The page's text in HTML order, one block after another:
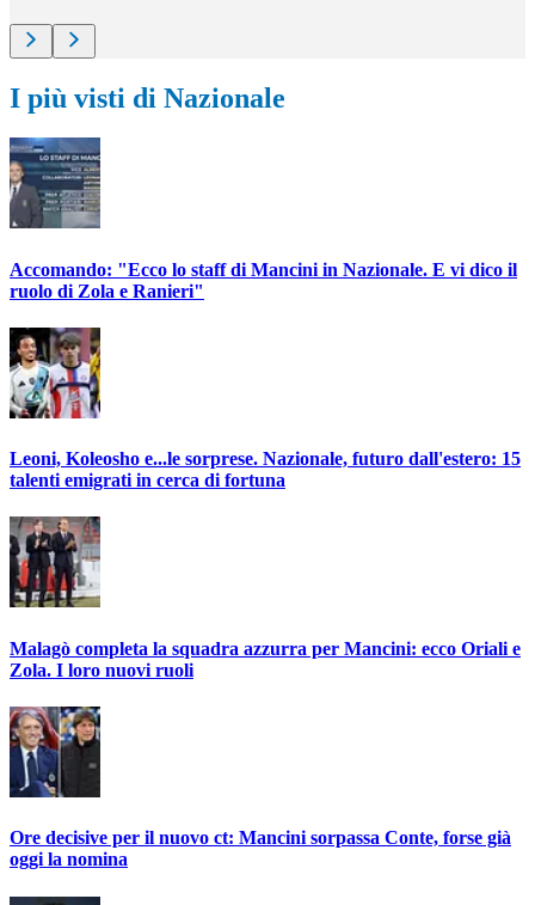
I più visti di Nazionale
Accomando: "Ecco lo staff di Mancini in Nazionale. E vi dico il
ruolo di Zola e Ranieri"
Leoni, Koleosho e...le sorprese. Nazionale, futuro dall'estero: 15
talenti emigrati in cerca di fortuna
Malagò completa la squadra azzurra per Mancini: ecco Oriali e
Zola. I loro nuovi ruoli
Ore decisive per il nuovo ct: Mancini sorpassa Conte, forse già
oggi la nomina